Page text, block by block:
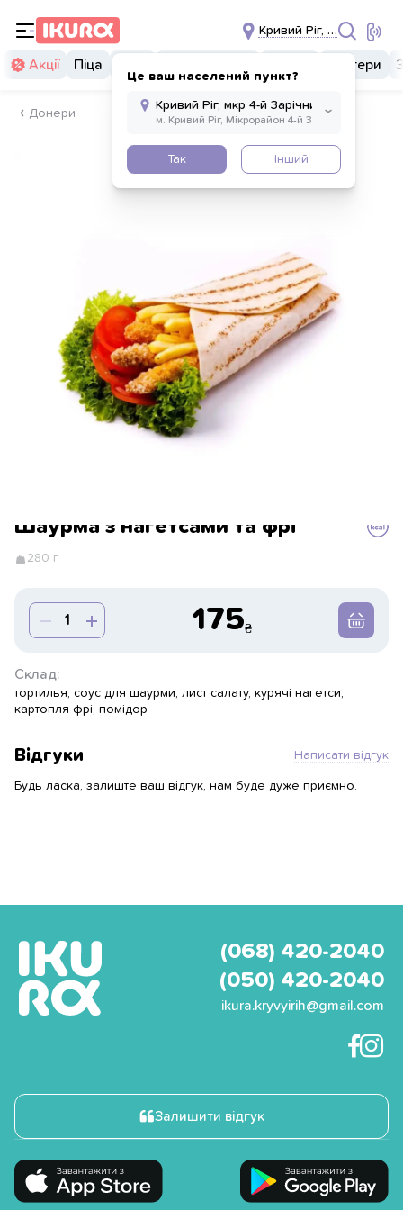
Кривий Ріг, мкр 4-й
Це ваш населений пункт?
Так Інший
Акції Піца Бургери
Донери
Шаурма з нагетсами та фрі
280 г
175
Склад:
тортилья, соус для шаурми, лист салату, курячі нагетси,
картопля фрі, помідор
Відгуки Написати відгук
Будь ласка, залиште ваш відгук, нам буде дуже приємно.
(068) 420-2040
(050) 420-2040
ikura.kryvyirih@gmail.com
Залишити відгук